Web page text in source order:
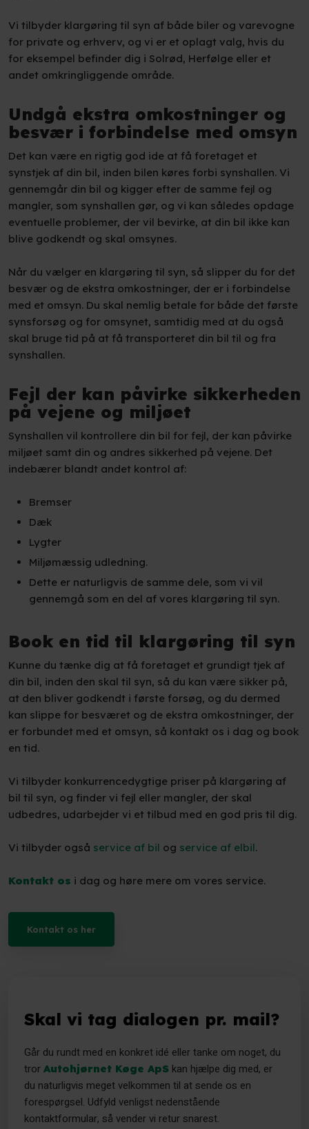
Vi tilbyder klargøring til syn af både biler og varevogne
for private og erhverv, og vi er et oplagt valg, hvis du
for eksempel befinder dig i Solrød, Herfølge eller et
andet omkringliggende område.
Undgå ekstra omkostninger og
besvær i forbindelse med omsyn
Det kan være en rigtig god ide at få foretaget et
synstjek af din bil, inden bilen køres forbi synshallen. Vi
gennemgår din bil og kigger efter de samme fejl og
mangler, som synshallen gør, og vi kan således opdage
eventuelle problemer, der vil bevirke, at din bil ikke kan
blive godkendt og skal omsynes.
Når du vælger en klargøring til syn, så slipper du for det
besvær og de ekstra omkostninger, der er i forbindelse
med et omsyn. Du skal nemlig betale for både det første
synsforsøg og for omsynet, samtidig med at du også
skal bruge tid på at få transporteret din bil til og fra
synshallen.
Fejl der kan påvirke sikkerheden
på vejene og miljøet
Synshallen vil kontrollere din bil for fejl, der kan påvirke
miljøet samt din og andres sikkerhed på vejene. Det
indebærer blandt andet kontrol af:
​Bremser
​Dæk
​Lygter
​Miljømæssig udledning.
Dette er naturligvis de samme dele, som vi vil
gennemgå som en del af vores klargøring til syn.
Book en tid til klargøring til syn
Kunne du tænke dig at få foretaget et grundigt tjek af
din bil, inden den skal til syn, så du kan være sikker på,
at den bliver godkendt i første forsøg, og du dermed
kan slippe for besværet og de ekstra omkostninger, der
er forbundet med et omsyn, så kontakt os i dag og book
en tid.
Vi tilbyder konkurrencedygtige priser på klargøring af
bil til syn, og finder vi fejl eller mangler, der skal
udbedres, udarbejder vi et tilbud med en god pris til dig.
Vi tilbyder også service af bil og service af elbil.
Kontakt os i dag og høre mere om vores service.
Kontakt os her​
Skal vi tag dialogen pr. mail?
Går du rundt med en konkret idé eller tanke om noget, du
tror Autohjørnet Køge ApSkan hjælpe dig med, er
du naturligvis meget velkommen til at sende os en
forespørgsel. Udfyld venligst nedenstående
kontaktformular, så vender vi retur snarest.